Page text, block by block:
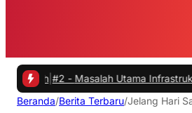
#2 -Masalah Utama Infrastruktur
Beranda/Berita Terbaru/Jelang Hari